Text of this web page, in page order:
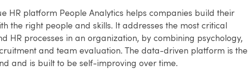
HR platform People Analytics helps companies build their
the right people and skills. It addresses the most critical
HR processes in an organization, by combining psychology,
and team evaluation. The data-driven platform is the
and is built to be self-improving over time.